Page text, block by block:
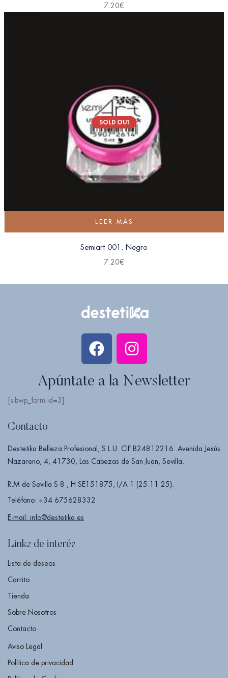
7.20€
SOLD OUT
LEER MÁS
Semiart 001. Negro
7.20€
Apúntate a la Newsletter
[sibwp_form id=3]
Contacto
Destetika Belleza Profesional, S.L.U. CIF B24812216. Avenida Jesús
Nazareno, 4, 41730, Las Cabezas de San Juan, Sevilla.
R.M de Sevilla S 8 , H SE151875, I/A 1 (25.11.25).
Teléfono: +34 675628332
E-mail: info@destetika.es
Links de interés
Lista de deseos
Carrito
Tienda
Sobre Nosotros
Contacto
Aviso Legal
Política de privacidad